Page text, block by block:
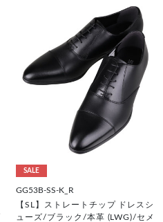
SALE
GG53B-SS-K_R
【SL】ストレートチップ ドレスシ
ューズ/ブラック/本革 (LWG)/セメ